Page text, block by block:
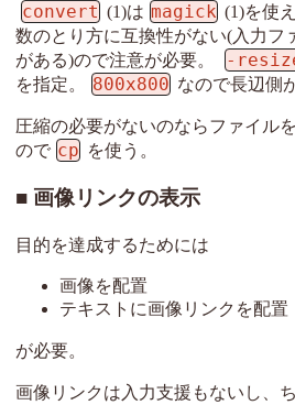
convert (1)は magick (1)を使
数のとり方に互換性がない(入力フ
がある)ので注意が必要。
-
を指定。
800x800 なので長辺側
圧縮の必要がないのならファイル
ので cp を使う。
画像リンクの表示
目的を達成するためには
画像を配置
テキストに画像リンクを配置
が必要。
画像リンクは入力支援もないし、